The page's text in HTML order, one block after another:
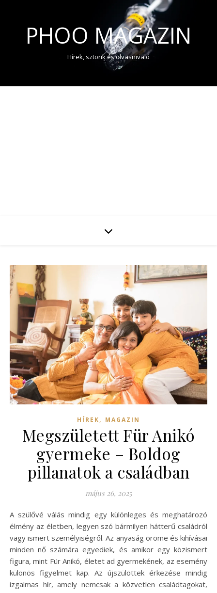
PHOO MAGAZIN
Hírek, sztorik és olvasnivaló
HÍREK, MAGAZIN
Megszületett Für Anikó
gyermeke – Boldog
pillanatok a családban
május 26, 2025
A szülővé válás mindig egy különleges és meghatározó
élmény az életben, legyen szó bármilyen hátterű családról
vagy ismert személyiségről. Az anyaság öröme és kihívásai
minden nő számára egyediek, és amikor egy közismert
figura, mint Für Anikó, életet ad gyermekének, az esemény
különös figyelmet kap. Az újszülöttek érkezése mindig
izgalmas hír, amely nemcsak a közvetlen családtagokat,